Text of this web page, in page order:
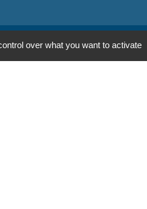
over what you want to activate